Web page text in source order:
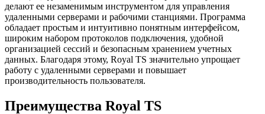
делают ее незаменимым инструментом для управления
удаленными серверами и рабочими станциями. Программа
обладает простым и интуитивно понятным интерфейсом,
широким набором протоколов подключения, удобной
организацией сессий и безопасным хранением учетных
данных. Благодаря этому, Royal TS значительно упрощает
работу с удаленными серверами и повышает
производительность пользователя.
Преимущества Royal TS